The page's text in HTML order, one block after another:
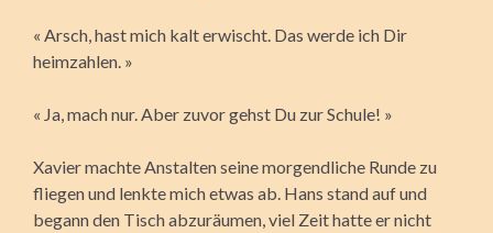
« Arsch, hast mich kalt erwischt. Das werde ich Dir
heimzahlen. »
« Ja, mach nur. Aber zuvor gehst Du zur Schule! »
Xavier machte Anstalten seine morgendliche Runde zu
fliegen und lenkte mich etwas ab. Hans stand auf und
begann den Tisch abzuräumen, viel Zeit hatte er nicht